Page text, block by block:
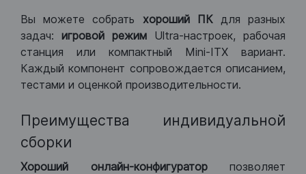
Вы можете собрать хороший ПКдля разных
задач: игровой режим Ultra-настроек, рабочая
станция или компактный Mini-ITX вариант.
Каждый компонент сопровождается описанием,
тестами и оценкой производительности.
Преимущества индивидуальной
сборки
Хороший онлайн-конфигураторпозволяет